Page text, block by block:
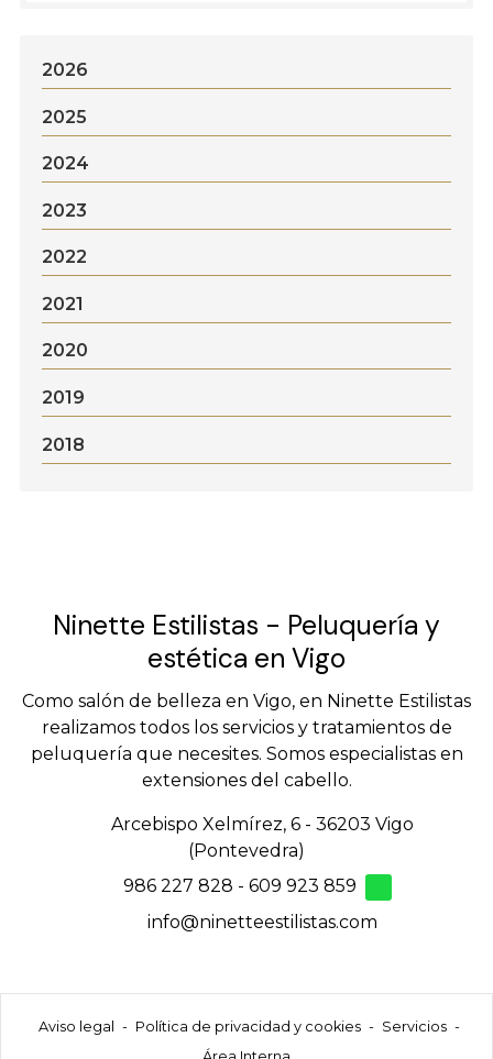
2026
2025
2024
2023
2022
2021
2020
2019
2018
Ninette Estilistas - Peluquería y
estética en Vigo
Como salón de belleza en Vigo, en Ninette Estilistas
realizamos todos los servicios y tratamientos de
peluquería que necesites. Somos especialistas en
extensiones del cabello.
Arcebispo Xelmírez, 6 - 36203 Vigo
(Pontevedra)
986 227 828 - 609 923 859
info@ninetteestilistas.com
Aviso legal - Política de privacidad y cookies - Servicios -